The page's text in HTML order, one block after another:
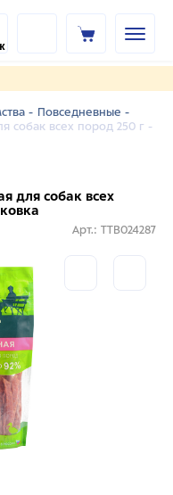
- Повседневные -
собак всех пород 250 г -
для собак всех
Арт.: TTB024287